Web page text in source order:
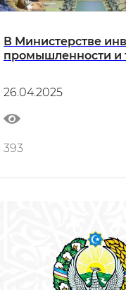
В Министерстве
промышленности и
представителями
тему "ИННОПРОМ.
Центральная Азия"
26.04.2025
393